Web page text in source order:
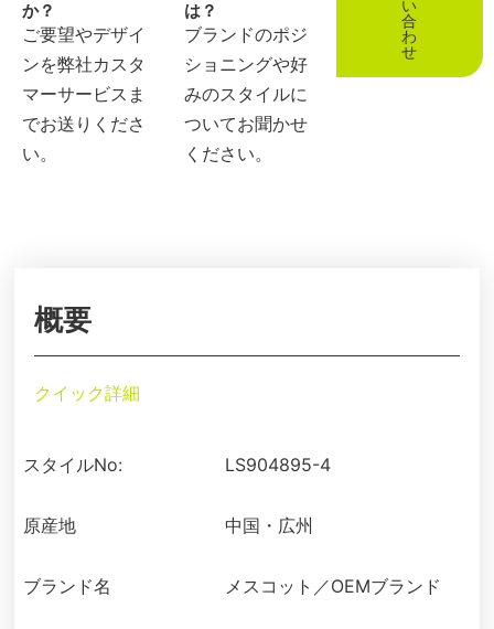
か？
ご要望やデザイ
ンを弊社カスタ
マーサービスま
でお送りくださ
い。
は？
ブランドのポジ
ショニングや好
みのスタイルに
ついてお聞かせ
ください。
い
合
わ
せ
概要
クイック詳細
スタイルNo: LS904895-4
原産地 中国・広州
ブランド名 メスコット／OEMブランド